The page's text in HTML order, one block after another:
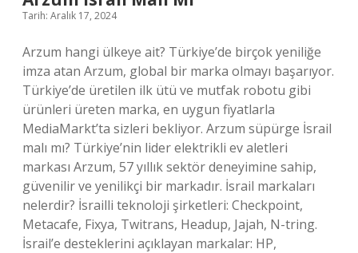
Tarih: Aralık 17, 2024
Arzum hangi ülkeye ait? Türkiye’de birçok yeniliğe
imza atan Arzum, global bir marka olmayı başarıyor.
Türkiye’de üretilen ilk ütü ve mutfak robotu gibi
ürünleri üreten marka, en uygun fiyatlarla
MediaMarkt’ta sizleri bekliyor. Arzum süpürge İsrail
malı mı? Türkiye’nin lider elektrikli ev aletleri
markası Arzum, 57 yıllık sektör deneyimine sahip,
güvenilir ve yenilikçi bir markadır. İsrail markaları
nelerdir? İsrailli teknoloji şirketleri: Checkpoint,
Metacafe, Fixya, Twitrans, Headup, Jajah, N-tring.
İsrail’e desteklerini açıklayan markalar: HP,